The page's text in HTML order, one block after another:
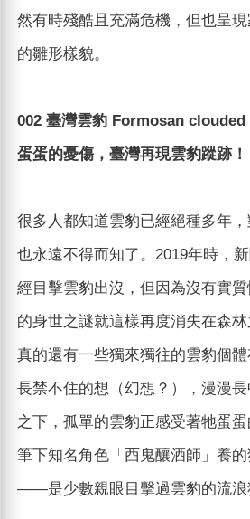
然有時殘酷且充滿危機，但也呈
的雛形樣貌。
002 臺灣雲豹 Formosan
蛋蛋的憂傷，臺灣再現雲豹蹤跡！
很多人都知道雲豹已經絕種多年
也永遠不得而知了。2019年時，
經目擊雲豹出沒，但因為沒有實
的身世之謎就這樣再度消失在森
真的還有一些獨來獨往的雲豹個
長禁不住的想（幻想？），漫漫
之下，孤單的雲豹正感受著牠蛋
筆下知名角色「酉鬼釀酒師」養
——是少數親眼目擊過雲豹的流浪